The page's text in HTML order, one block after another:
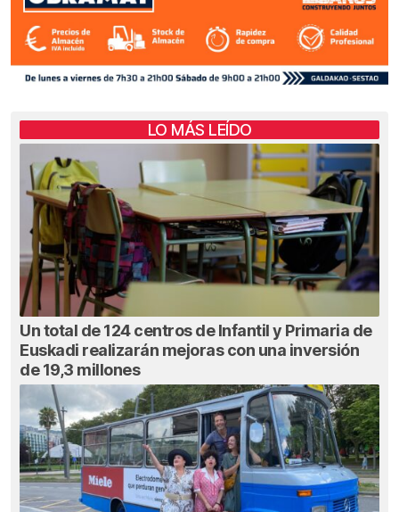
LO MÁS LEÍDO
Un total de 124 centros de Infantil y Primaria de
Euskadi realizarán mejoras con una inversión
de 19,3 millones